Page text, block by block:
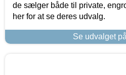
de sælger både til private,
her for at se deres udvalg.
Se udvalget